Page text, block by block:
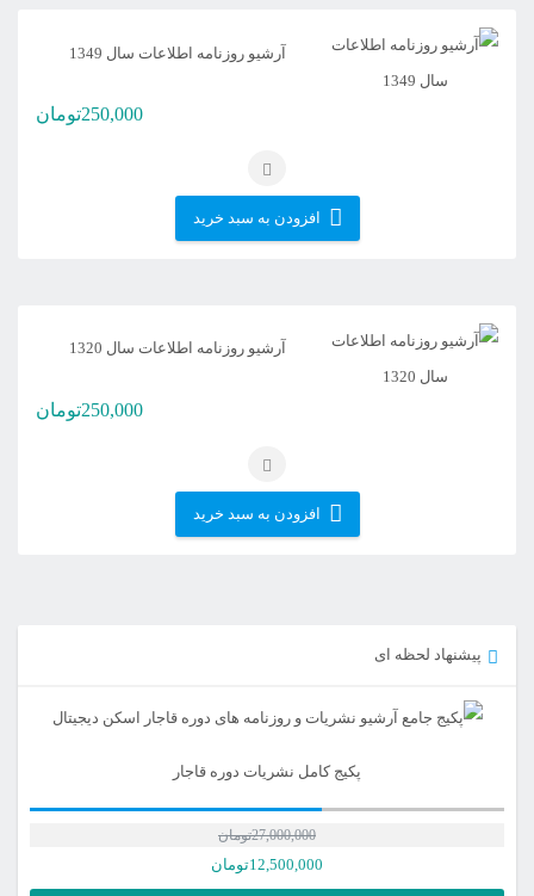
آرشیو روزنامه اطلاعات سال 1349
250,000تومان
افزودن به سبد خرید
آرشیو روزنامه اطلاعات سال 1320
250,000تومان
افزودن به سبد خرید
پیشنهاد لحظه ای
پکیج کامل نشریات دوره قاجار
27,000,000تومان
12,500,000تومان